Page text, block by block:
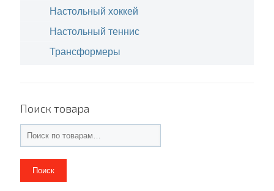
Настольный хоккей
Настольный теннис
Трансформеры
Поиск товара
Поиск